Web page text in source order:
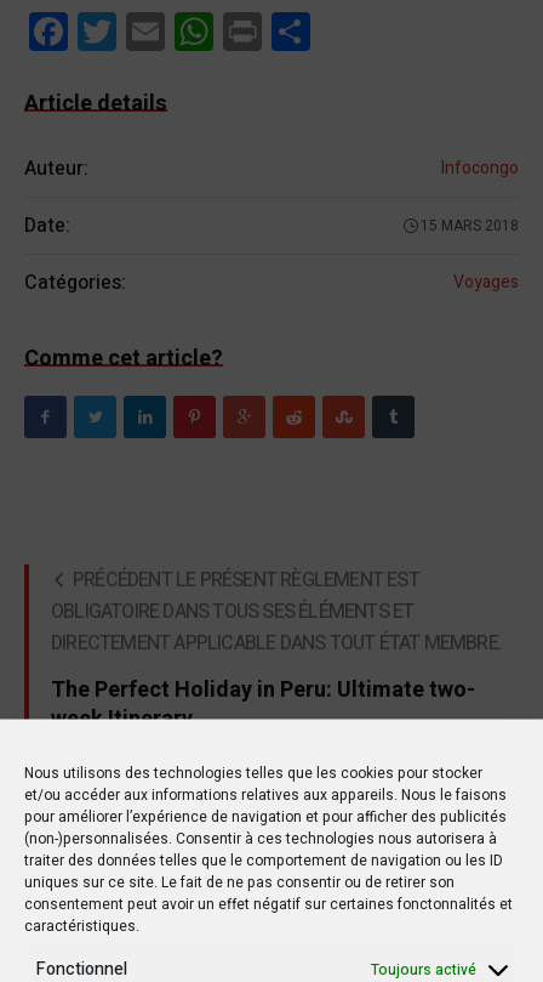
Nous utilisons des technologies telles que les cookies pour stocker
et/ou accéder aux informations relatives aux appareils. Nous le faisons
pour améliorer l’expérience de navigation et pour afficher des publicités
(non-)personnalisées. Consentir à ces technologies nous autorisera à
traiter des données telles que le comportement de navigation ou les ID
uniques sur ce site. Le fait de ne pas consentir ou de retirer son
consentement peut avoir un effet négatif sur certaines fonctonnalités et
caractéristiques.
Fonctionnel Toujours activé
Facebook
Twitter
EmailWhatsApp
Print
Article details
Auteur: Infocongo
Date: 15 MARS 2018
Catégories: Voyages
Comme cet article?
PRÉCÉDENT LE PRÉSENT RÈGLEMENT EST
OBLIGATOIRE DANS TOUS SES ÉLÉMENTS ET
DIRECTEMENT APPLICABLE DANS TOUT ÉTAT MEMBRE.
The Perfect Holiday in Peru: Ultimate two-
week Itinerary
SUIVANT LE PRÉSENT RÈGLEMENT EST OBLIGATOIRE
DANS TOUS SES ÉLÉMENTS ET DIRECTEMENT
APPLICABLE DANS TOUT ÉTAT MEMBRE.
Everything you Need to Know about Visiting
Antarctica